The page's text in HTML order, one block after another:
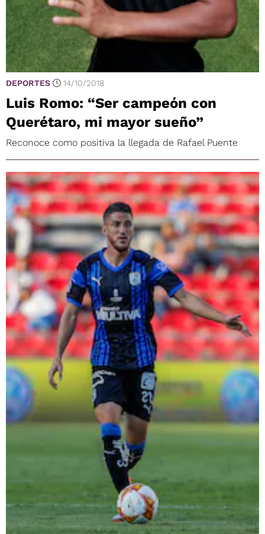
DEPORTES 14/10/2018
Luis Romo: “Ser campeón con
Querétaro, mi mayor sueño”
Reconoce como positiva la llegada de Rafael Puente